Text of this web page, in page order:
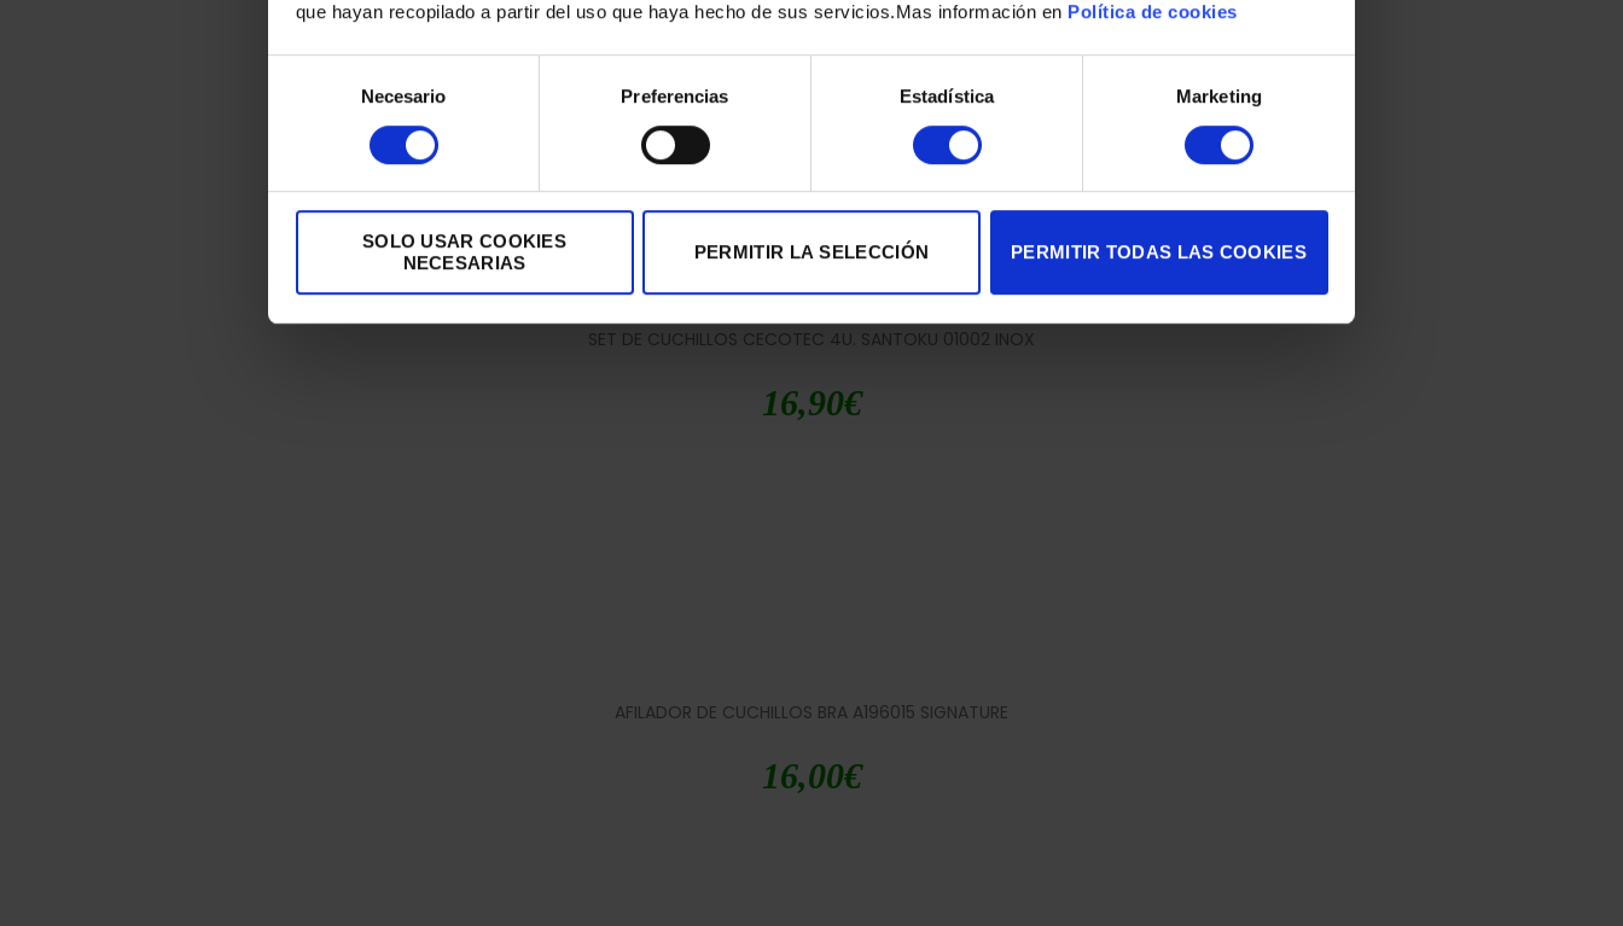
que hayan recopilado a partir del uso que haya hecho de sus servicios.Mas información en Política de cookies
consentimiento
Necesario Preferencias Estadística Marketing
SOLO USAR COOKIES
NECESARIAS
PERMITIR LA SELECCIÓN PERMITIR TODAS LAS COOKIES
23,90€
SET DE CUCHILLOS CECOTEC 4U. SANTOKU 01002 INOX
16,90€
AFILADOR DE CUCHILLOS BRA A196015 SIGNATURE
16,00€